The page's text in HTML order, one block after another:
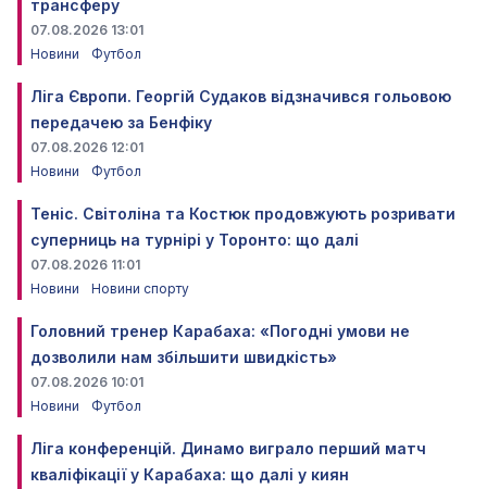
трансферу
07.08.2026 13:01
Новини
Футбол
Ліга Європи. Георгій Судаков відзначився гольовою
передачею за Бенфіку
07.08.2026 12:01
Новини
Футбол
Теніс. Світоліна та Костюк продовжують розривати
суперниць на турнірі у Торонто: що далі
07.08.2026 11:01
Новини
Новини спорту
Головний тренер Карабаха: «Погодні умови не
дозволили нам збільшити швидкість»
07.08.2026 10:01
Новини
Футбол
Ліга конференцій. Динамо виграло перший матч
кваліфікації у Карабаха: що далі у киян